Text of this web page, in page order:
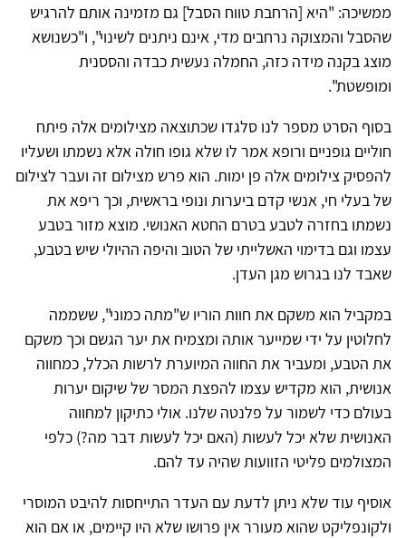
ממשיכה: "היא [הרחבת טווח הסבל] גם מזמינה אותם להרגיש
שהסבל והמצוקה נרחבים מדי, אינם ניתנים לשינוי", ו"כשנושא
מוצג בקנה מידה כזה, החמלה נעשית כבדה והססנית
ומופשטת".
בסוף הסרט מספר לנו סלגדו שכתוצאה מצילומים אלה פיתח
חוליים גופניים ורופא אמר לו שלא גופו חולה אלא נשמתו ושעליו
להפסיק צילומים אלה פן ימות. הוא פרש מצילום זה ועבר לצילום
של בעלי חי, אנשי קדם ביערות ונופי בראשית, וכך ריפא את
נשמתו בחזרה לטבע בטרם החטא האנושי. מוצא מזור בטבע
עצמו וגם בדימוי האשלייתי של הטוב והיפה ההיולי שיש בטבע,
שאבד לנו בגרוש מגן העדן.
במקביל הוא משקם את חוות הוריו ש"מתה כמוני", ששממה
לחלוטין על ידי שמייער אותה ומצמיח את יער הגשם וכך משקם
את הטבע, ומעביר את החווה המיוערת לרשות הכלל, כמחווה
אנושית, הוא מקדיש עצמו להפצת המסר של שיקום יערות
בעולם כדי לשמור על פלנטה שלנו. אולי כתיקון למחווה
האנושית שלא יכל לעשות (האם יכל לעשות דבר מה?) כלפי
המצולמים פליטי הזוועות שהיה עד להם.
אוסיף עוד שלא ניתן לדעת עם העדר התייחסות להיבט המוסרי
ולקונפליקט שהוא מעורר אין פרושו שלא היו קיימים, או אם הוא